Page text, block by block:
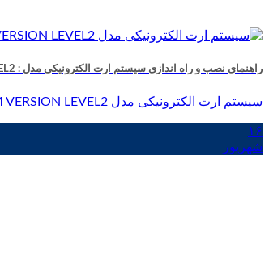
راهنمای نصب و راه اندازی سیستم ارت الکترونیکی مدل : ATM VERSION LEVEL2
سیستم ارت الکترونیکی مدل ATM VERSION LEVEL2 سیستمی حفاظتی است که توسط کارشناسان شرکت کنزا [...]
۱۶
شهریور